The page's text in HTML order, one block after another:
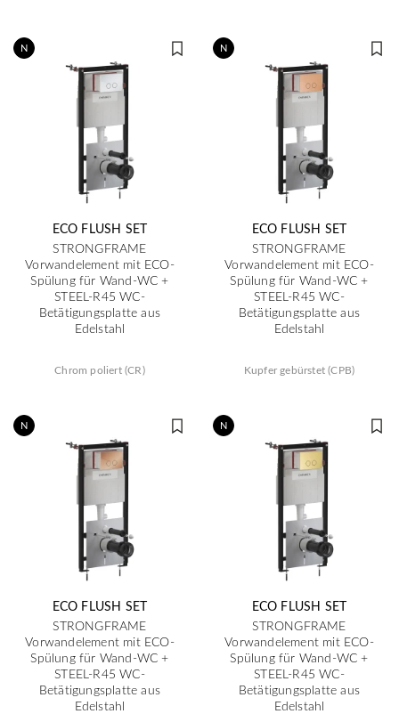
N
ECO FLUSH SET
STRONGFRAME
Vorwandelement mit ECO-
Spülung für Wand-WC +
STEEL-R45 WC-
Betätigungsplatte aus
Edelstahl
Chrom poliert (CR)
N
ECO FLUSH SET
STRONGFRAME
Vorwandelement mit ECO-
Spülung für Wand-WC +
STEEL-R45 WC-
Betätigungsplatte aus
Edelstahl
Kupfer gebürstet (CPB)
N
ECO FLUSH SET
STRONGFRAME
Vorwandelement mit ECO-
Spülung für Wand-WC +
STEEL-R45 WC-
Betätigungsplatte aus
Edelstahl
N
ECO FLUSH SET
STRONGFRAME
Vorwandelement mit ECO-
Spülung für Wand-WC +
STEEL-R45 WC-
Betätigungsplatte aus
Edelstahl